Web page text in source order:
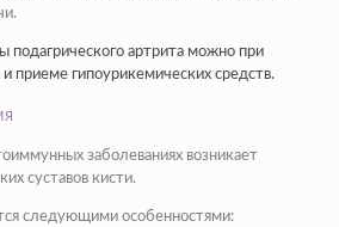
подагрического артрита можно при
приеме гипоурикемических средств.
заболеваниях возникает
суставов кисти.
следующими особенностями: